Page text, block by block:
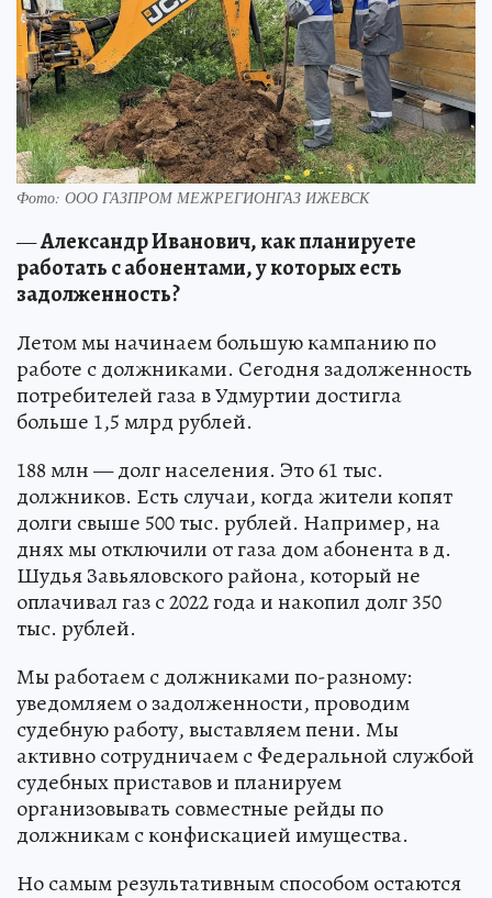
Фото: ООО ГАЗПРОМ МЕЖРЕГИОНГАЗ ИЖЕВСК
—Александр Иванович, как планируете
работать с абонентами, у которых есть
задолженность?
Летом мы начинаем большую кампанию по
работе с должниками. Сегодня задолженность
потребителей газа в Удмуртии достигла
больше 1,5 млрд рублей.
188 млн — долг населения. Это 61 тыс.
должников. Есть случаи, когда жители копят
долги свыше 500 тыс. рублей. Например, на
днях мы отключили от газа дом абонента в д.
Шудья Завьяловского района, который не
оплачивал газ с 2022 года и накопил долг 350
тыс. рублей.
Мы работаем с должниками по-разному:
уведомляем о задолженности, проводим
судебную работу, выставляем пени. Мы
активно сотрудничаем с Федеральной службой
судебных приставов и планируем
организовывать совместные рейды по
должникам с конфискацией имущества.
Но самым результативным способом остаются